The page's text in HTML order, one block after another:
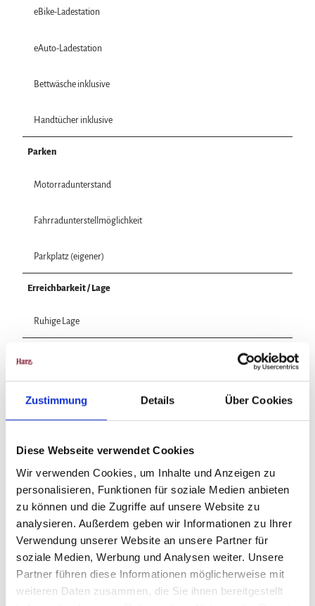
Zustimmung Details Über Cookies
Diese Webseite verwendet Cookies
Wir verwenden Cookies, um Inhalte und Anzeigen zu
personalisieren, Funktionen für soziale Medien anbieten
zu können und die Zugriffe auf unsere Website zu
analysieren. Außerdem geben wir Informationen zu Ihrer
Verwendung unserer Website an unsere Partner für
soziale Medien, Werbung und Analysen weiter. Unsere
Partner führen diese Informationen möglicherweise mit
weiteren Daten zusammen, die Sie ihnen bereitgestellt
eBike-Ladestation
eAuto-Ladestation
Bettwäsche inklusive
Handtücher inklusive
Parken
Motorradunterstand
Fahrradunterstellmöglichkeit
Parkplatz (eigener)
Erreichbarkeit / Lage
Ruhige Lage
Freizeit/Aktivitäten
Garten
Trockner
Trockenraum